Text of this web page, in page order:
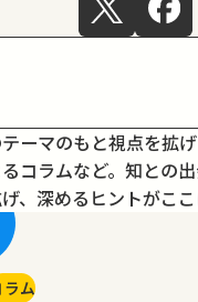
ーマのもと視点を拡
コラムなど。 知との
、深めるヒントがここ
ラム